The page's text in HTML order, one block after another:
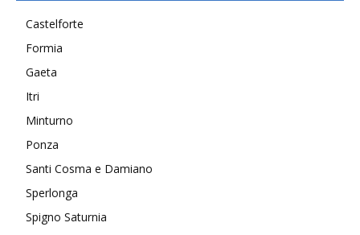
Castelforte
Formia
Gaeta
Itri
Minturno
Ponza
Santi Cosma e Damiano
Sperlonga
Spigno Saturnia